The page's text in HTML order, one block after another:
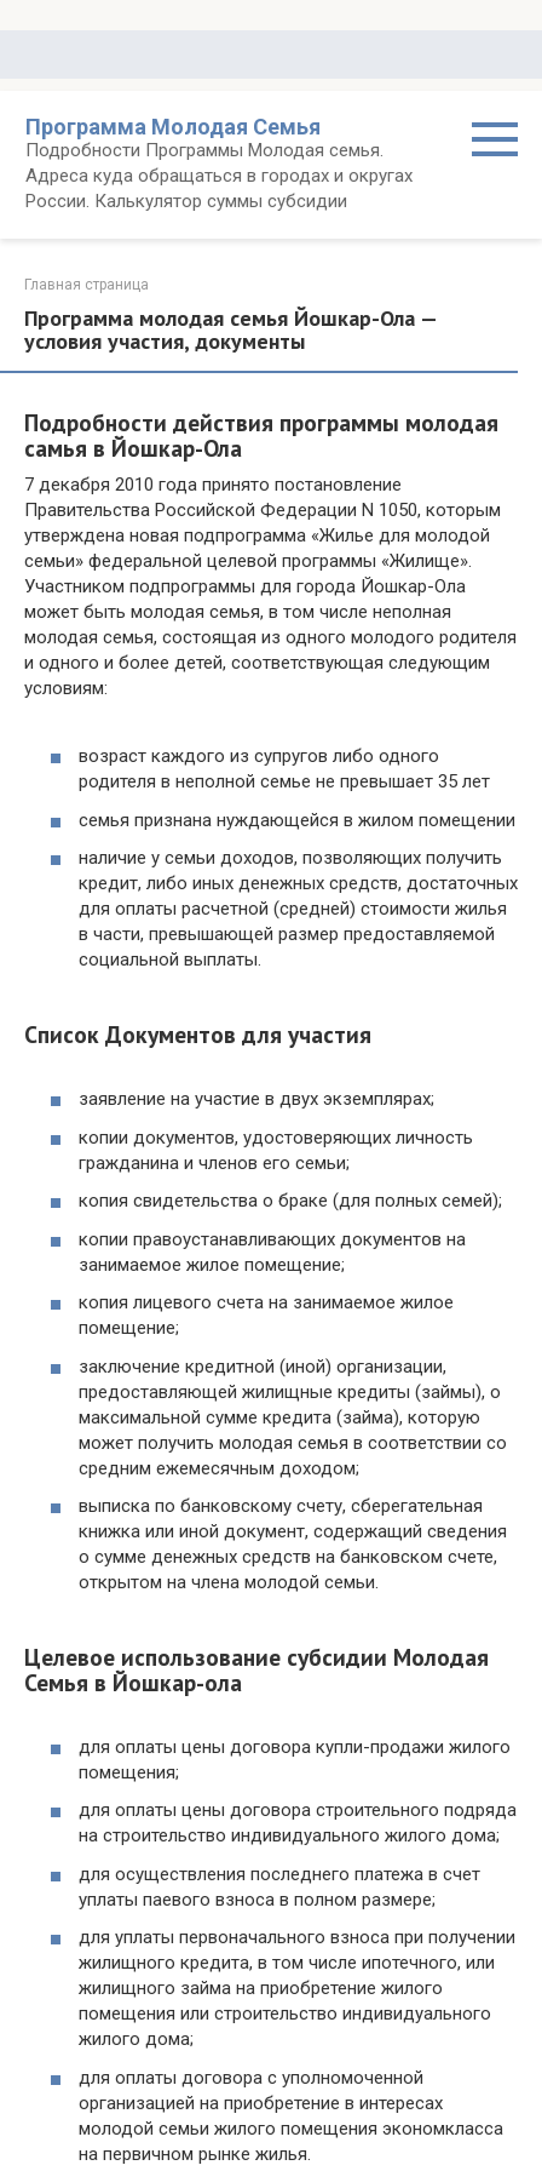
Программа Молодая Семья
Подробности Программы Молодая семья.
Адреса куда обращаться в городах и округах
России. Калькулятор суммы субсидии
Главная страница
Программа молодая семья Йошкар-Ола —
условия участия, документы
Подробности действия программы молодая
самья в Йошкар-Ола
7 декабря 2010 года принято постановление
Правительства Российской Федерации N 1050, которым
утверждена новая подпрограмма «Жилье для молодой
семьи» федеральной целевой программы «Жилище».
Участником подпрограммы для города Йошкар-Ола
может быть молодая семья, в том числе неполная
молодая семья, состоящая из одного молодого родителя
и одного и более детей, соответствующая следующим
условиям:
возраст каждого из супругов либо одного
родителя в неполной семье не превышает 35 лет
семья признана нуждающейся в жилом помещении
наличие у семьи доходов, позволяющих получить
кредит, либо иных денежных средств, достаточных
для оплаты расчетной (средней) стоимости жилья
в части, превышающей размер предоставляемой
социальной выплаты.
Список Документов для участия
заявление на участие в двух экземплярах;
копии документов, удостоверяющих личность
гражданина и членов его семьи;
копия свидетельства о браке (для полных семей);
копии правоустанавливающих документов на
занимаемое жилое помещение;
копия лицевого счета на занимаемое жилое
помещение;
заключение кредитной (иной) организации,
предоставляющей жилищные кредиты (займы), о
максимальной сумме кредита (займа), которую
может получить молодая семья в соответствии со
средним ежемесячным доходом;
выписка по банковскому счету, сберегательная
книжка или иной документ, содержащий сведения
о сумме денежных средств на банковском счете,
открытом на члена молодой семьи.
Целевое использование субсидии Молодая
Семья в Йошкар-ола
для оплаты цены договора купли-продажи жилого
помещения;
для оплаты цены договора строительного подряда
на строительство индивидуального жилого дома;
для осуществления последнего платежа в счет
уплаты паевого взноса в полном размере;
для уплаты первоначального взноса при получении
жилищного кредита, в том числе ипотечного, или
жилищного займа на приобретение жилого
помещения или строительство индивидуального
жилого дома;
для оплаты договора с уполномоченной
организацией на приобретение в интересах
молодой семьи жилого помещения экономкласса
на первичном рынке жилья.